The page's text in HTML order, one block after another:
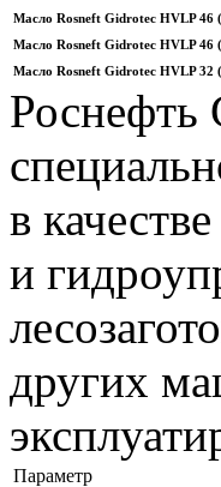
Масло Rosneft Gidrotec HVLP 46
Масло Rosneft Gidrotec HVLP 46
Масло Rosneft Gidrotec HVLP 32
Роснефть
в
и
других
Параметр